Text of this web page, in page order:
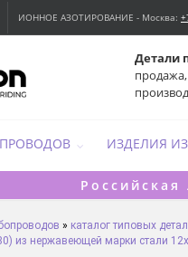
ИОННОЕ АЗОТИРОВАНИЕ - Москва:
Детали
ИЗДЕЛИЯ
» каталог типовых
из нержавеющей марки стали